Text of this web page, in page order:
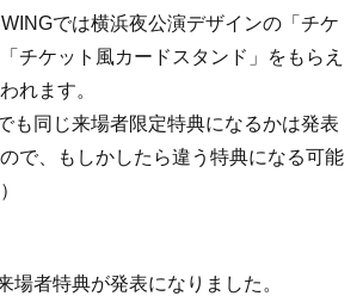
では横浜夜公演デザインの「チケ
チケット風カードスタンド」をもらえ
れます。
も同じ来場者限定特典になるかは発表
で、もしかしたら違う特典になる可能
場者特典が発表になりました。